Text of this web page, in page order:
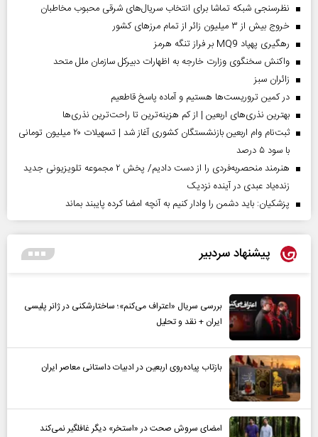
نظرسنجی شبکه تماشا برای انتخاب سریال‌های شرقی محبوب مخاطبان
خروج بیش از ۳ میلیون زائر از تمام مرز‌های کشور
رهگیری پهپاد MQ9 بر فراز تنگه هرمز
واکنش سخنگوی وزارت خارجه به اظهارات دبیرکل سازمان ملل متحد
‌زائران سبز
در کمین تروریست‌ها هستیم و آماده پاسخ قاطعیم
بهترین نذری‌های اربعین | از کم هزینه‌ترین تا راحت‌ترین نذری‌ها
ثبت‌نام وام اربعین بازنشستگان کشوری آغاز شد | تسهیلات ۲۰ میلیون تومانی
با سود ۵ درصد
هنرمند منحصر‌به‌فردی را از دست دادیم/ پخش ۲ مجموعه تلویزیونی جدید
زنده‌یاد عبدی در آینده نزدیک
پزشکیان: باید دشمن را وادار کنیم به آنچه امضا کرده پایبند بماند
پیشنهاد سردبیر
بررسی سریال «اعتراف می‌کنم»؛ ساختارشکنی در ژانر پلیسی
ایران + نقد و تحلیل
بازتاب پیاده‌روی اربعین در ادبیات داستانی معاصر ایران
امضای سروش صحت در «استخر» دیگر غافلگیر نمی‌کند